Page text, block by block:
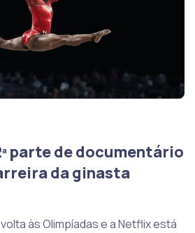
parte de documentário
da ginasta
às Olimpíadas e a Netflix está